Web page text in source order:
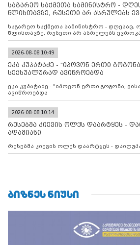
საგარეო საქმეთა სამინისტრო -
წლისთავზე, რუსეთი არ ასრულებს
საგარეო საქმეთა სამინისტრო - დღესაც,
წლისთავზე, რუსეთი არ ასრულებს
დადებულ 2008 წლის 12 აგვისტოს ცეცხლის
კონტროლს ოკუპირებულ რეგიონებში,
მილიტარიზაციის პროცესს და აქტიურად
ფაქტობრივი ანექსიისკენ
2026-08-08 10:49
ეკა კუპატაძე - "იპოვონ ერთი
სექსუალურად ავიწროებდა
ეკა კუპატაძე - "იპოვონ ერთი გოგონა,
ავიწროებდა
2026-08-08 10:14
რუსებმა კიევის ოლქს დაარტყეს -
ადამიანი
რუსებმა კიევის ოლქს დაარტყეს -
ᲑᲘᲖᲜᲔᲡ ᲜᲘᲣᲡᲘ